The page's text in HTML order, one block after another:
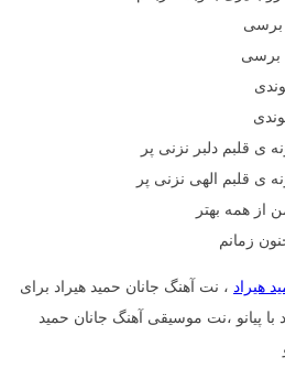
برسی
برسی
ی قلبم دلبر نزنی پر
ی قلبم الهی نزنی پر
از همه بهتر
زمانم
هیراد ، نت آهنگ جانان حمید هیراد برای
با پیانو ،نت موسیقی آهنگ جانان حمید